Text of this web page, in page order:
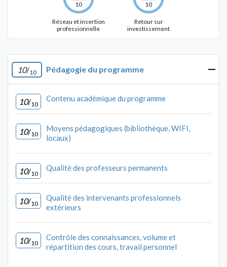
10
Réseau et insertion
professionnelle
10
Retour sur
investissement
10/10 Pédagogie du programme
10/10
Contenu académique du programme
10/10
Moyens pédagogiques (bibliothèque, WIFI,
locaux)
10/10
Qualité des professeurs permanents
10/10
Qualité des intervenants professionnels
extérieurs
10/10
Contrôle des connaissances, volume et
répartition des cours, travail personnel